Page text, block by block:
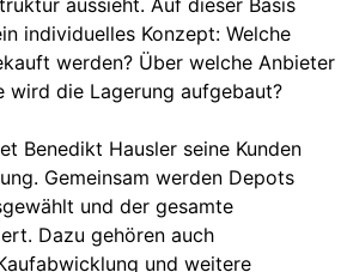
aussieht. Auf dieser Basis
individuelles Konzept: Welche
werden? Über welche Anbieter
wird die Lagerung aufgebaut?
Benedikt Hausler seine Kunden
Gemeinsam werden Depots
und der gesamte
Dazu gehören auch
und weitere